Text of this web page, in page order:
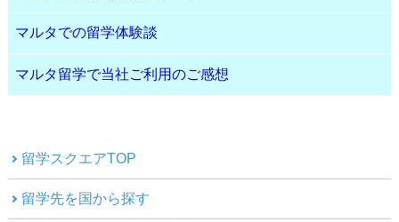
マルタでの留学体験談
マルタ留学で当社ご利用のご感想
留学スクエアTOP
留学先を国から探す